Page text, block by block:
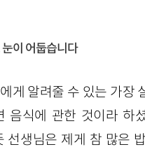
이 어둡습니다
게 알려줄 수 있는 가장
음식에 관한 것이라 하
선생님은 제게 참 많은